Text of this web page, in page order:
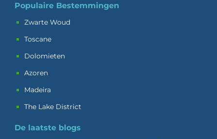
Populaire Bestemmingen
Zwarte Woud
Toscane
Dolomieten
Azoren
Madeira
The Lake District
De laatste blogs